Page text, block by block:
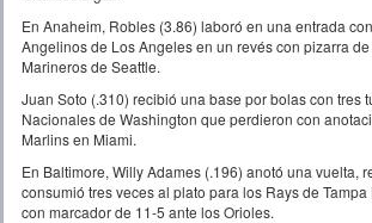
En Anaheim, Robles (3.86) laboró en una entrada
Angelinos de Los Angeles en un revés con pizarra
Marineros de Seattle.
Juan Soto (.310) recibió una base por bolas con tres
Nacionales de Washington que perdieron con
Marlins en Miami.
En Baltimore, Willy Adames (.196) anotó una vuelta,
consumió tres veces al plato para los Rays de
con marcador de 11-5 ante los Orioles.